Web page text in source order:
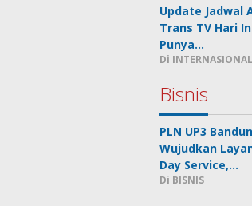
Update Jadwal
Trans TV Hari
Punya…
Di INTERNASIONAL
Bisnis
PLN UP3
Wujudkan
Day Service,…
Di BISNIS